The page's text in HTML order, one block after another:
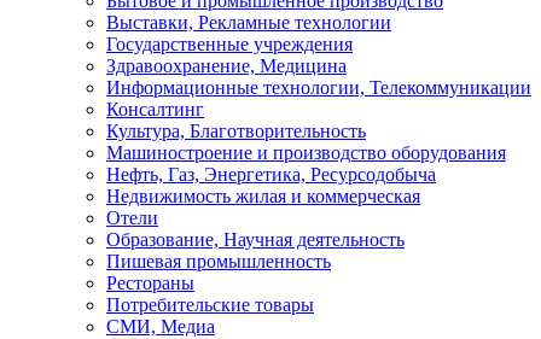
Выставки, Рекламные технологии
Государственные учреждения
Здравоохранение, Медицина
Информационные технологии, Телекоммуникации
Консалтинг
Культура, Благотворительность
Машиностроение и производство оборудования
Нефть, Газ, Энергетика, Ресурсодобыча
Недвижимость жилая и коммерческая
Отели
Образование, Научная деятельность
Пишевая промышленность
Рестораны
Потребительские товары
СМИ, Медиа